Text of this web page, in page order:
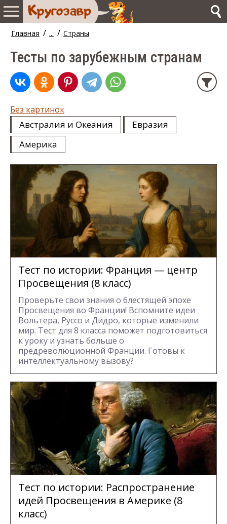
Главная / ... / Страны
Тесты по зарубежным странам
Без картинок
Австралия и Океания
Евразия
Америка
Тест по истории: Франция — центр
Просвещения (8 класс)
Проверьте свои знания о блестящей эпохе
Просвещения во Франции! Вспомните идеи
Вольтера, Руссо и Дидро, которые изменили
мир. Тест для 8 класса поможет подготовиться
к уроку и узнать больше о
предреволюционной Франции. Готовы к
интеллектуальному вызову?
Тест по истории: Распространение
идей Просвещения в Америке (8
класс)